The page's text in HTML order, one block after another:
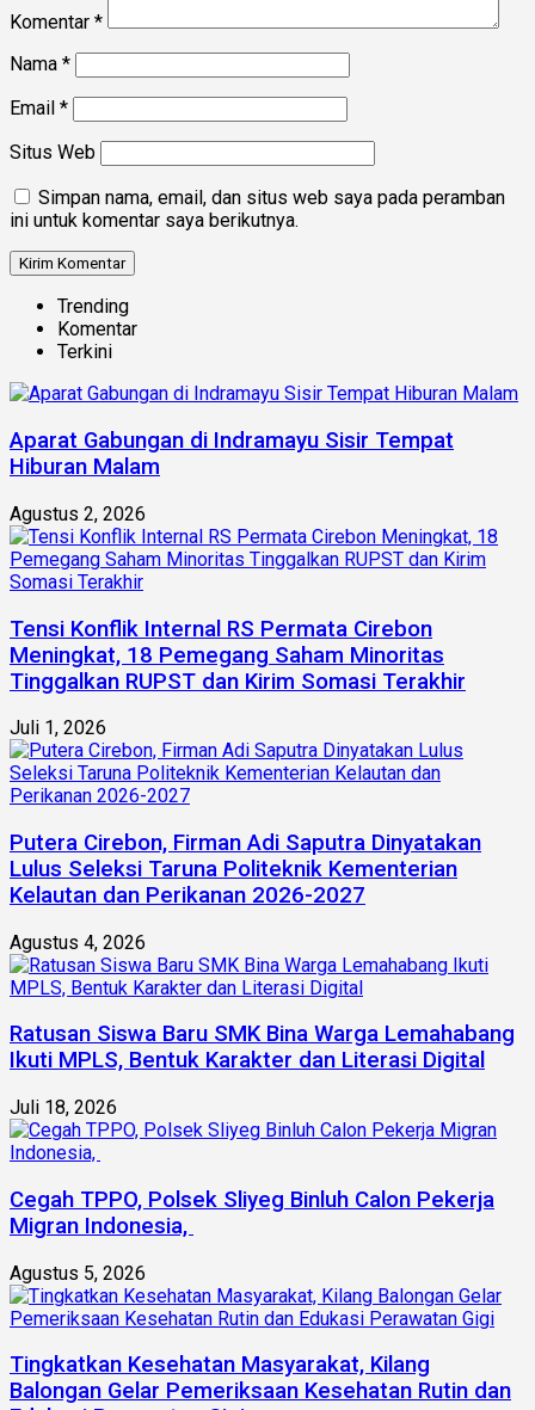
Komentar *
Nama *
Email *
Situs Web
Simpan nama, email, dan situs web saya pada peramban
ini untuk komentar saya berikutnya.
Trending
Komentar
Terkini
Aparat Gabungan di Indramayu Sisir Tempat
Hiburan Malam
Agustus 2, 2026
Tensi Konflik Internal RS Permata Cirebon
Meningkat, 18 Pemegang Saham Minoritas
Tinggalkan RUPST dan Kirim Somasi Terakhir
Juli 1, 2026
Putera Cirebon, Firman Adi Saputra Dinyatakan
Lulus Seleksi Taruna Politeknik Kementerian
Kelautan dan Perikanan 2026-2027
Agustus 4, 2026
Ratusan Siswa Baru SMK Bina Warga Lemahabang
Ikuti MPLS, Bentuk Karakter dan Literasi Digital
Juli 18, 2026
Cegah TPPO, Polsek Sliyeg Binluh Calon Pekerja
Migran Indonesia,
Agustus 5, 2026
Tingkatkan Kesehatan Masyarakat, Kilang
Balongan Gelar Pemeriksaan Kesehatan Rutin dan